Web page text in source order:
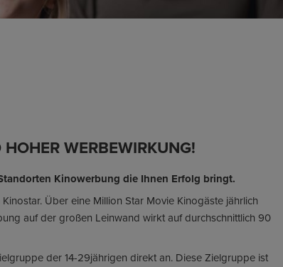
WERBEWIRKUNG!
Kinowerbung die Ihnen Erfolg bringt.
Über eine Million Star Movie Kinogäste jährlich
auf der großen Leinwand wirkt auf durchschnittlich 90
der 14-29jährigen direkt an. Diese Zielgruppe ist